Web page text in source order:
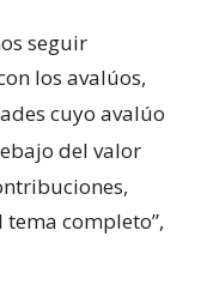
seguir
los avalúos,
cuyo avalúo
del valor
completo”,